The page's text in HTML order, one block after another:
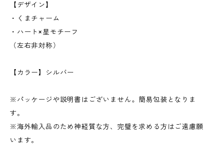
【デザイン】
・くまチャーム
・ハート×星モチーフ
（左右非対称）
【カラー】シルバー
※パッケージや説明書はございません。簡易包装となりま
す。
※海外輸入品のため神経質な方、完璧を求める方はご遠慮願
います。